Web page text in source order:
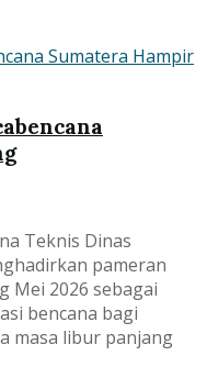
Teknis Dinas
pameran
Mei 2026 sebagai
bencana bagi
masa libur panjang